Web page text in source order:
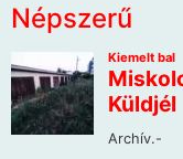
Népszerű